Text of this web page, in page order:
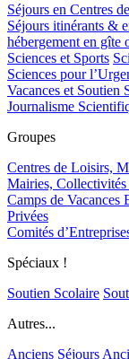
Séjours en Centres
Séjours itinérants &
hébergement en gîte
Sciences et Sports
Sciences pour
Vacances et Soutien
Journalisme
Groupes
Centres de Loisirs,
Mairies,
Camps de Vacances
Privées
Comités
Spéciaux !
Soutien Scolaire
Autres...
Anciens Séjours